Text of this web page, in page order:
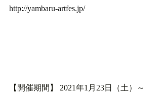
http://yambaru-artfes.jp/
【開催期間】 2021年1月23日（土）～